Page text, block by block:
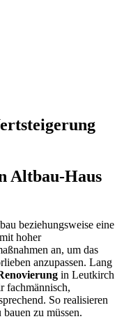
Altbau-Haus
beziehungsweise eine
hoher
an, um das
anzupassen. Lang
in Leutkirch
fachmännisch,
So realisieren
zu müssen.